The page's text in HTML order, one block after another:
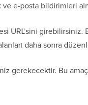
ve e-posta bildirimleri
URL'sini
daha sonra
gerekecektir. Bu